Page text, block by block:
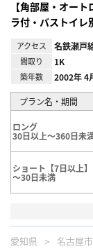
【角部屋・オー
ラ付・バストイレ
アクセス 名鉄瀬戸
間取り 1K
築年数 2002年 4
プラン名・期間
ロング
30日以上～360日未
ショート【7日以上】
～30日未満
愛知県 名古屋